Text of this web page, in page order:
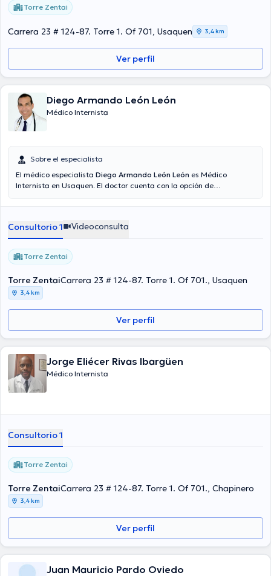
Torre Zentai
Carrera 23 # 124-87. Torre 1. Of 701, Usaquen 3,4 km
Ver perfil
Diego Armando León León
Médico Internista
Sobre el especialista
El médico especialista Diego Armando León León es Médico
Internista en Usaquen. El doctor cuenta con la opción de
Armando León León es de $120000.
Consultorio 1 Videoconsulta
Torre Zentai
Torre ZentaiCarrera 23 # 124-87. Torre 1. Of 701., Usaquen
3,4 km
Ver perfil
Jorge Eliécer Rivas Ibargüen
Médico Internista
Consultorio 1
Torre Zentai
Torre ZentaiCarrera 23 # 124-87. Torre 1. Of 701., Chapinero
3,4 km
Ver perfil
Juan Mauricio Pardo Oviedo